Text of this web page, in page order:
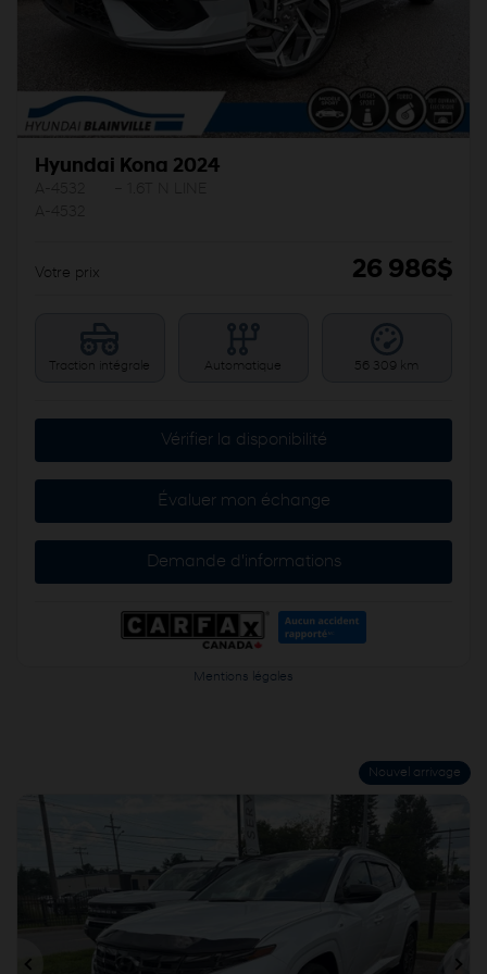
Hyundai Kona 2024
Votre prix 26 986$
Traction intégrale Automatique 56 309 km
Vérifier la disponibilité
Évaluer mon échange
Demande d'informations
Mentions légales
Nouvel arrivage